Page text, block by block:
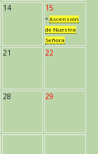
14 15
* Ascensión
de Nuestra
Señora
21 22
28 29